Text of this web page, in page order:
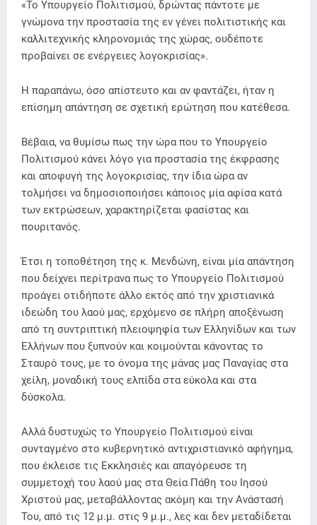
«Το Υπουργείο Πολιτισμού, δρώντας πάντοτε με
γνώμονα την προστασία της εν γένει πολιτιστικής και
καλλιτεχνικής κληρονομιάς της χώρας, ουδέποτε
προβαίνει σε ενέργειες λογοκρισίας».
Η παραπάνω, όσο απίστευτο και αν φαντάζει, ήταν η
επίσημη απάντηση σε σχετική ερώτηση που κατέθεσα.
Βέβαια, να θυμίσω πως την ώρα που το Υπουργείο
Πολιτισμού κάνει λόγο για προστασία της έκφρασης
και αποφυγή της λογοκρισίας, την ίδια ώρα αν
τολμήσει να δημοσιοποιήσει κάποιος μία αφίσα κατά
των εκτρώσεων, χαρακτηρίζεται φασίστας και
πουριτανός.
Έτσι η τοποθέτηση της κ. Μενδώνη, είναι μία απάντηση
που δείχνει περίτρανα πως το Υπουργείο Πολιτισμού
προάγει οτιδήποτε άλλο εκτός από την χριστιανικά
ιδεώδη του λαού μας, ερχόμενο σε πλήρη αποξένωση
από τη συντριπτική πλειοψηφία των Ελληνίδων και των
Ελλήνων που ξυπνούν και κοιμούνται κάνοντας το
Σταυρό τους, με το όνομα της μάνας μας Παναγίας στα
χείλη, μοναδική τους ελπίδα στα εύκολα και στα
δύσκολα.
Αλλά δυστυχώς το Υπουργείο Πολιτισμού είναι
συνταγμένο στο κυβερνητικό αντιχριστιανικό αφήγημα,
που έκλεισε τις Εκκλησιές και απαγόρευσε τη
συμμετοχή του λαού μας στα Θεία Πάθη του Ιησού
Χριστού μας, μεταβάλλοντας ακόμη και την Ανάστασή
Του, από τις 12 μ.μ. στις 9 μ.μ., λες και δεν μεταδίδεται